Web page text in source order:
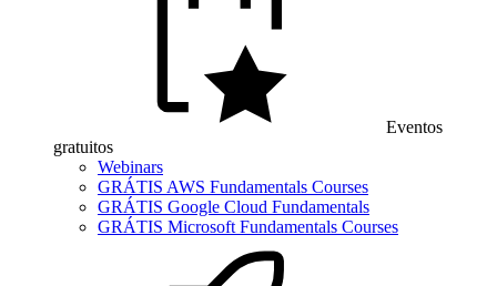
Eventos
gratuitos
Webinars
GRÁTIS AWS Fundamentals Courses
GRÁTIS Google Cloud Fundamentals
GRÁTIS Microsoft Fundamentals Courses